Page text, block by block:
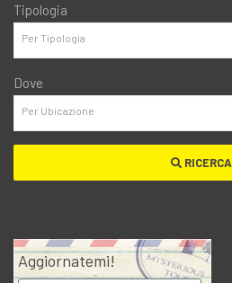
Tipologia
Dove
RICERCA
Aggiornatemi!